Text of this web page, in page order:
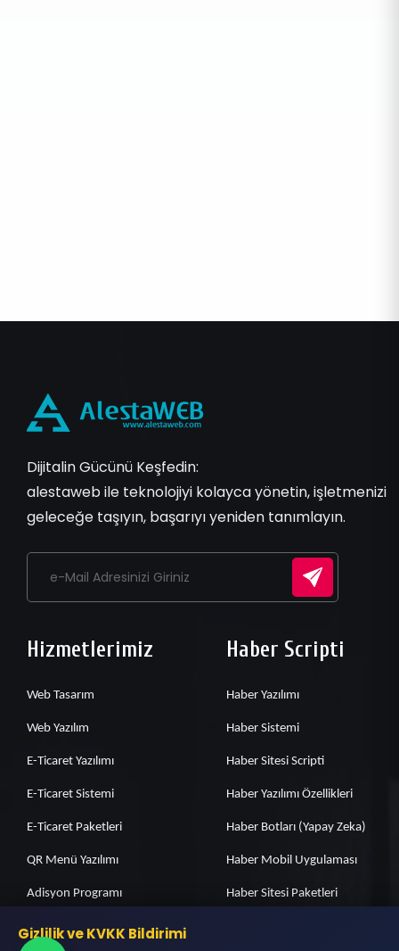
Dijitalin Gücünü Keşfedin:
alestaweb ile teknolojiyi kolayca yönetin, işletmenizi
geleceğe taşıyın, başarıyı yeniden tanımlayın.
Hizmetlerimiz
Web Tasarım
Web Yazılım
E-Ticaret Yazılımı
E-Ticaret Sistemi
E-Ticaret Paketleri
QR Menü Yazılımı
Adisyon Programı
E-Ticaret Özellikleri
Haber Scripti
Haber Yazılımı
Haber Sistemi
Haber Sitesi Scripti
Haber Yazılımı Özellikleri
Haber Botları (Yapay Zeka)
Haber Mobil Uygulaması
Haber Sitesi Paketleri
Gizlilik ve KVKK Bildirimi